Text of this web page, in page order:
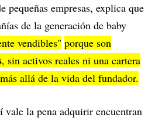
pequeñas empresas, explica que
de la generación de baby
vendibles" porque son
, sin activos reales ni una cartera
allá de la vida del fundador.
vale la pena adquirir encuentran